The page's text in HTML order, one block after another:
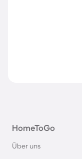
HomeToGo
Über uns